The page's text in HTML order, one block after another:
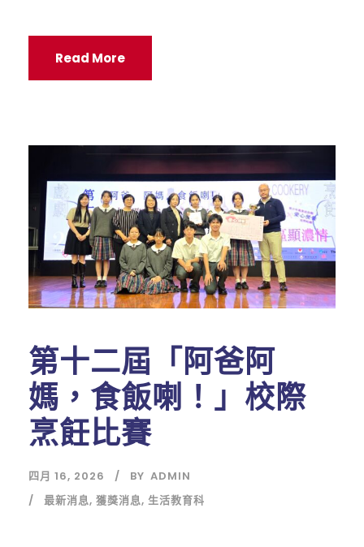
Read More
第十二屆「阿爸阿
媽，食飯喇！」校際
烹飪比賽
四月 16, 2026 BY ADMIN
最新消息, 獲獎消息, 生活教育科